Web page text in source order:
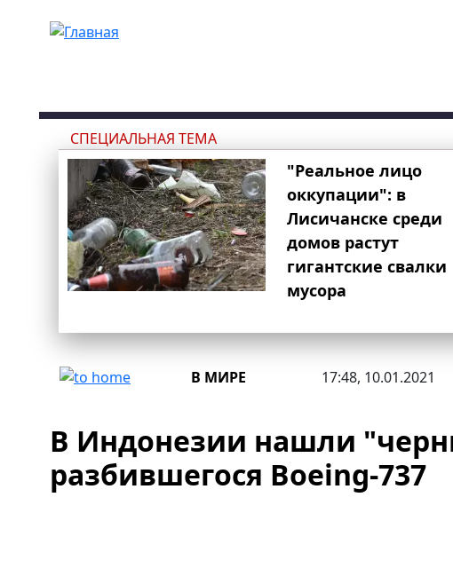
СПЕЦИАЛЬНАЯ ТЕМА
"Реальное лицо
оккупации": в
Лисичанске среди
домов растут
гигантские свалки
мусора
В МИРЕ 17:48, 10.01.2021
В Индонезии нашли
разбившегося Boeing-737